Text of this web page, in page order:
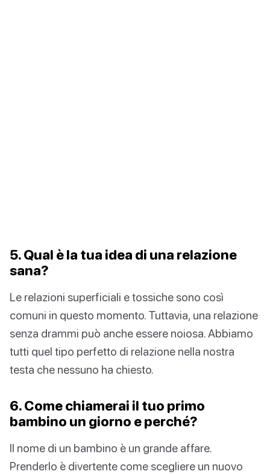
5. Qual è la tua idea di una relazione
sana?
Le relazioni superficiali e tossiche sono così
comuni in questo momento. Tuttavia, una relazione
senza drammi può anche essere noiosa. Abbiamo
tutti quel tipo perfetto di relazione nella nostra
testa che nessuno ha chiesto.
6. Come chiamerai il tuo primo
bambino un giorno e perché?
Il nome di un bambino è un grande affare.
Prenderlo è divertente come scegliere un nuovo